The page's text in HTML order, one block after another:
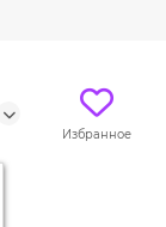
Избранное